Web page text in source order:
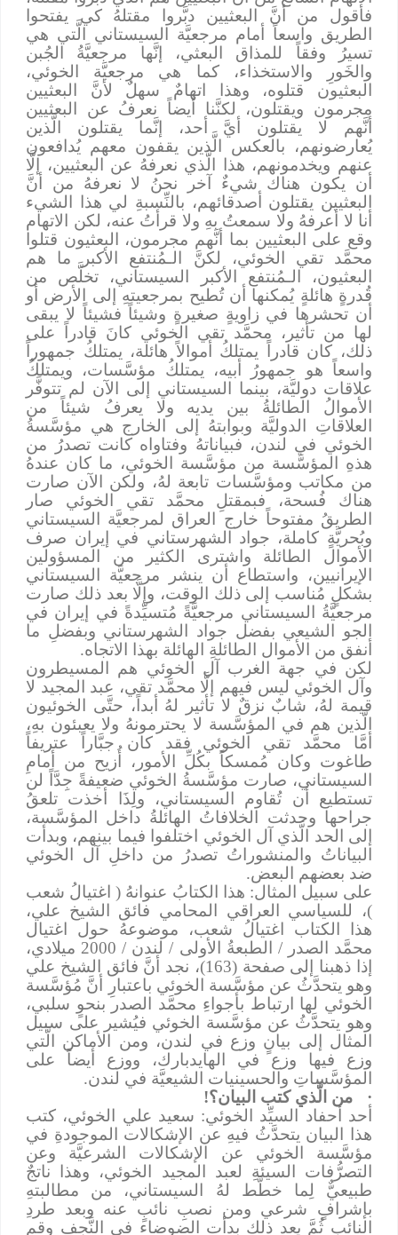
فأقول من أنَّ البعثيين دبَّروا مقتلهُ كي يفتحوا
الطريق واسعاً أمام مرجعيَّة السيستاني الَّتي هي
تسيرُ وفقاً للمذاق البعثي، إنَّها مرجعيَّةُ الجُبن
والخَورِ والاستخذاء، كما هي مرجعيَّة الخوئي،
البعثيون قتلوه، وهذا اتهامٌ سهلٌ لأنَّ البعثيين
مجرمون ويقتلون، لكنَّنا أيضاً نعرفُ عن البعثيين
أنَّهم لا يقتلون أيَّ أحد، إنَّما يقتلون الَّذين
يُعارضونهم، بالعكس الَّذين يقفون معهم يُدافعون
عنهم ويخدمونهم، هذا الَّذي نعرفهُ عن البعثيين، إلَّا
أن يكون هناك شيءٌ آخر نحنُ لا نعرفهُ من أنَّ
البعثيين يقتلون أصدقائهم، بالنِّسبةِ لي هذا الشيء
أنا لا أعرفهُ ولا سمعتُ بهِ ولا قرأتُ عنه، لكن الاتهام
وقع على البعثيين بما أنَّهم مجرمون، البعثيون قتلوا
محمَّد تقي الخوئي، لكنَّ الـمُنتفع الأكبر ما هم
البعثيون، الـمُنتفع الأكبر السيستاني، تخلَّص من
قُدرةٍ هائلةٍ يُمكنها أن تُطيح بمرجعيتهِ إلى الأرض أو
أن تحشرها في زاويةٍ صغيرةٍ وشيئاً فشيئاً لا يبقى
لها من تأثير، محمَّد تقي الخوئي كانَ قادراً على
ذلك، كان قادراً يمتلكُ أموالاً هائلة، يمتلكُ جمهوراً
واسعاً هو جمهورُ أبيه، يمتلكُ مؤسَّسات، ويمتلكُ
علاقات دوليَّة، بينما السيستاني إلى الآن لم تتوفَّر
الأموالُ الطائلةُ بين يديه ولا يعرفُ شيئاً من
العلاقاتِ الدوليَّة وبوابتهُ إلى الخارج هي مؤسَّسةُ
الخوئي في لندن، فبياناتهُ وفتاواه كانت تصدرُ من
هذهِ المؤسَّسة من مؤسَّسة الخوئي، ما كان عندهُ
من مكاتب ومؤسَّسات تابعة لهُ، ولكن الآن صارت
هناك فُسحة، فبمقتلِ محمَّد تقي الخوئي صار
الطريقُ مفتوحاً خارج العراق لمرجعيَّة السيستاني
وبُحريَّةٍ كاملة، جواد الشهرستاني في إيران صرف
الأموال الطائلة واشترى الكثير من المسؤولين
الإيرانيين، واستطاع أن ينشر مرجعيَّة السيستاني
بشكلٍ مُناسب إلى ذلك الوقت، وإلَّا بعد ذلك صارت
مرجعيَّةُ السيستاني مرجعيَّةً مُتسيِّدةً في إيران في
الجو الشيعي بفضل جواد الشهرستاني وبفضلِ ما
أنفق من الأموال الطائلةِ الهائلة بهذا الاتجاه.
لكن في جهة الغرب آل الخوئي هم المسيطرون
وآل الخوئي ليس فيهم إلَّا محمَّد تقي، عبد المجيد لا
قيمة لهُ، شابٌ نزقٌ لا تأثير لهُ أبداً، حتَّى الخوئيون
الَّذين هم في المؤسَّسة لا يحترمونهُ ولا يعبئون بهِ،
أمَّا محمَّد تقي الخوئي فقد كان جبَّاراً عتريفاً
طاغوت وكان مُمسكاً بكُلِّ الأمور، أُزيح من أمامِ
السيستاني، صارت مؤسَّسةُ الخوئي ضعيفةً جِدَّاً لن
تستطيع أن تُقاوم السيستاني، ولِذَا أخذت تلعقُ
جراحها وحدثت الخلافاتُ الهائلةُ داخل المؤسَّسة،
إلى الحد الَّذي آل الخوئي اختلفوا فيما بينهم، وبدأت
البياناتُ والمنشوراتُ تصدرُ من داخلِ آل الخوئي
ضد بعضهم البعض.
على سبيل المثال: هذا الكتابُ عنوانهُ ( اغتيالُ شعب
)، للسياسي العراقي المحامي فائق الشيخ علي،
هذا الكتاب اغتيالُ شعب، موضوعهُ حول اغتيال
محمَّد الصدر / الطبعةُ الأولى / لندن / 2000 ميلادي،
إذا ذهبنا إلى صفحة (163)، نجد أنَّ فائق الشيخ علي
وهو يتحدَّثُ عن مؤسَّسة الخوئي باعتبارِ أنَّ مُؤسَّسة
الخوئي لها ارتباط بأجواءِ محمَّد الصدر بنحوٍ سلبي،
وهو يتحدَّثُ عن مؤسَّسة الخوئي فيُشير على سبيل
المثال إلى بيانٍ وزع في لندن، ومن الأماكن الَّتي
وزع فيها وزع في الهايدبارك، ووزع أيضاً على
المؤسَّساتِ والحسينيات الشيعيَّة في لندن.
من الَّذي كتب البيان؟!
أحد أحفاد السيِّد الخوئي: سعيد علي الخوئي، كتب
هذا البيان يتحدَّثُ فيهِ عن الإشكالات الموجودةِ في
مؤسَّسة الخوئي عن الإشكالات الشرعيَّة وعن
التصرُّفات السيئةِ لعبد المجيد الخوئي، وهذا ناتجٌ
طبيعيٌّ لِما خطَّط لهُ السيستاني، من مطالبتهِ
بإشرافٍ شرعي ومن نصبِ نائبٍ عنه وبعد طردِ
النائب ثُمَّ بعد ذلك بدأت الضوضاء في النَّجفِ وقم